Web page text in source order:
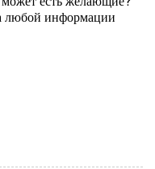
любой информации